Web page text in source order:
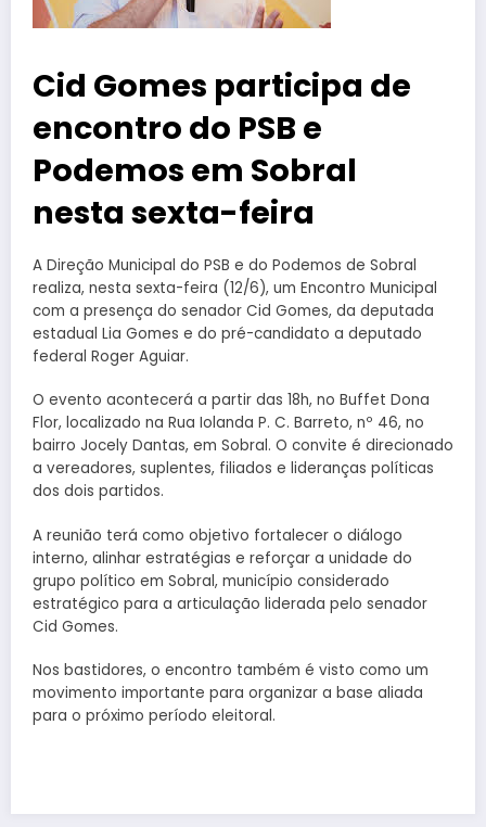
Cid Gomes participa de
encontro do PSB e
Podemos em Sobral
nesta sexta-feira
A Direção Municipal do PSB e do Podemos de Sobral
realiza, nesta sexta-feira (12/6), um Encontro Municipal
com a presença do senador Cid Gomes, da deputada
estadual Lia Gomes e do pré-candidato a deputado
federal Roger Aguiar.
O evento acontecerá a partir das 18h, no Buffet Dona
Flor, localizado na Rua Iolanda P. C. Barreto, nº 46, no
bairro Jocely Dantas, em Sobral. O convite é direcionado
a vereadores, suplentes, filiados e lideranças políticas
dos dois partidos.
A reunião terá como objetivo fortalecer o diálogo
interno, alinhar estratégias e reforçar a unidade do
grupo político em Sobral, município considerado
estratégico para a articulação liderada pelo senador
Cid Gomes.
Nos bastidores, o encontro também é visto como um
movimento importante para organizar a base aliada
para o próximo período eleitoral.